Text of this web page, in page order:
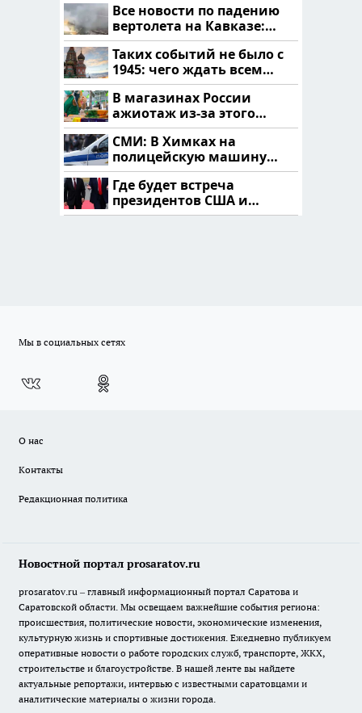
Все новости по падению
вертолета на Кавказе:
читать здесь
Таких событий не было с
1945: чего ждать всем
нам?
В магазинах России
ажиотаж из-за этого
продукта: что купить?
СМИ: В Химках на
полицейскую машину
напали и подожгли.
Где будет встреча
президентов США и
России: Европа?
Мы в социальных сетях
О нас
Контакты
Редакционная политика
Новостной портал prosaratov.ru
prosaratov.ru – главный информационный портал Саратова и
Саратовской области. Мы освещаем важнейшие события региона:
происшествия, политические новости, экономические изменения,
культурную жизнь и спортивные достижения. Ежедневно публикуем
оперативные новости о работе городских служб, транспорте, ЖКХ,
строительстве и благоустройстве. В нашей ленте вы найдете
актуальные репортажи, интервью с известными саратовцами и
аналитические материалы о жизни города.